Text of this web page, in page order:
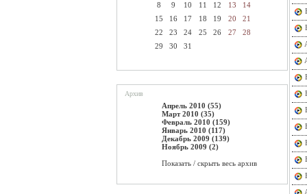
8
9 10 11 12 13
14
15
16 17 18 19 20
21
22
23 24 25 26 27
28
29
30 31
Архив
Апрель 2010 (55)
Март 2010 (35)
Февраль 2010 (159)
Январь 2010 (117)
Декабрь 2009 (139)
Ноябрь 2009 (2)
Показать / скрыть весь архив